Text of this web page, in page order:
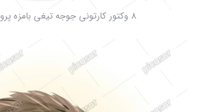
8 وکتور کارتونی جوجه تیغی بامزه پروانه » پیکاسور